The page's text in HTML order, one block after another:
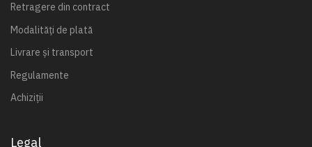
Retragere din contract
Modalități de plată
Livrare și transport
Regulamente
Achiziții
Legal